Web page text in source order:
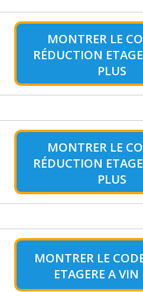
MONTRER LE
RÉDUCTION
PLUS
MONTRER LE
RÉDUCTION
PLUS
MONTRER LE
ETAGERE A VIN